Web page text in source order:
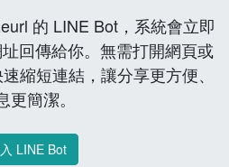
的 LINE Bot，系統會立即
回傳給你。無需打開網頁或
縮短連結，讓分享更方便、
更簡潔。
LINE Bot